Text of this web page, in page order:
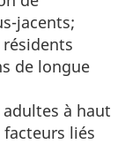
jacents;
de longue
à haut
liés